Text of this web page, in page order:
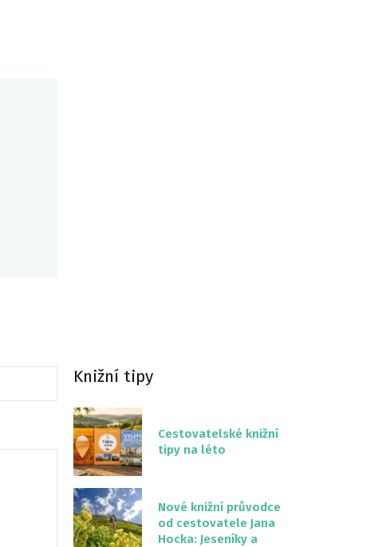
Knižní tipy
Cestovatelské knižní
tipy na léto
Nové knižní průvodce
od cestovatele Jana
Hocka: Jeseníky a